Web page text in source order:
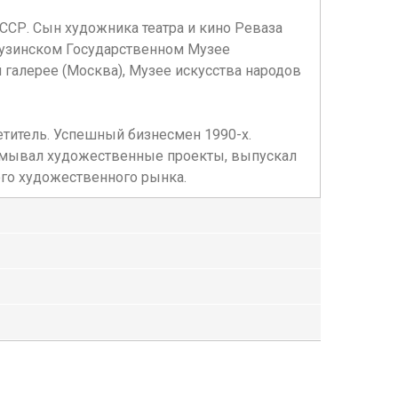
Сын художника театра и кино Реваза
Государственном Музее
(Москва), Музее искусства народов
Успешный бизнесмен 1990-х.
художественные проекты, выпускал
художественного рынка.